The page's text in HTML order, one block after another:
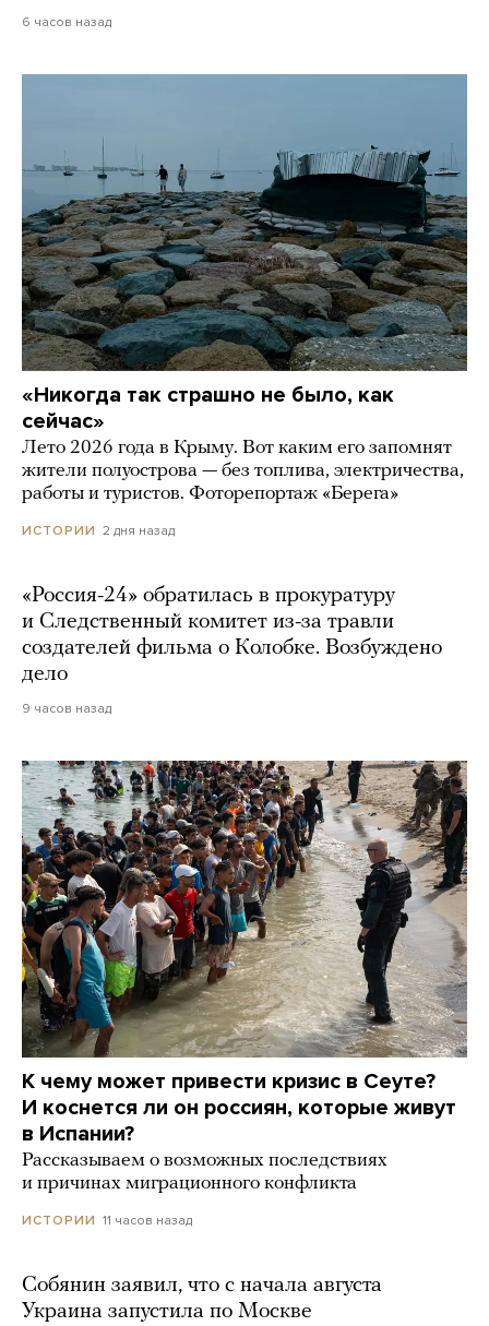
6 часов назад
«Никогда так страшно не было, как
сейчас»
Лето 2026 года в Крыму. Вот каким его запомнят
жители полуострова — без топлива, электричества,
работы и туристов. Фоторепортаж «Берега»
ИСТОРИИ 2 дня назад
«Россия-24» обратилась в прокуратуру
и Следственный комитет из-за травли
создателей фильма о Колобке. Возбуждено
дело
9 часов назад
К чему может привести кризис в Сеуте?
И коснется ли он россиян, которые живут
в Испании?
Рассказываем о возможных последствиях
и причинах миграционного конфликта
ИСТОРИИ 11 часов назад
Собянин заявил, что с начала августа
Украина запустила по Москве